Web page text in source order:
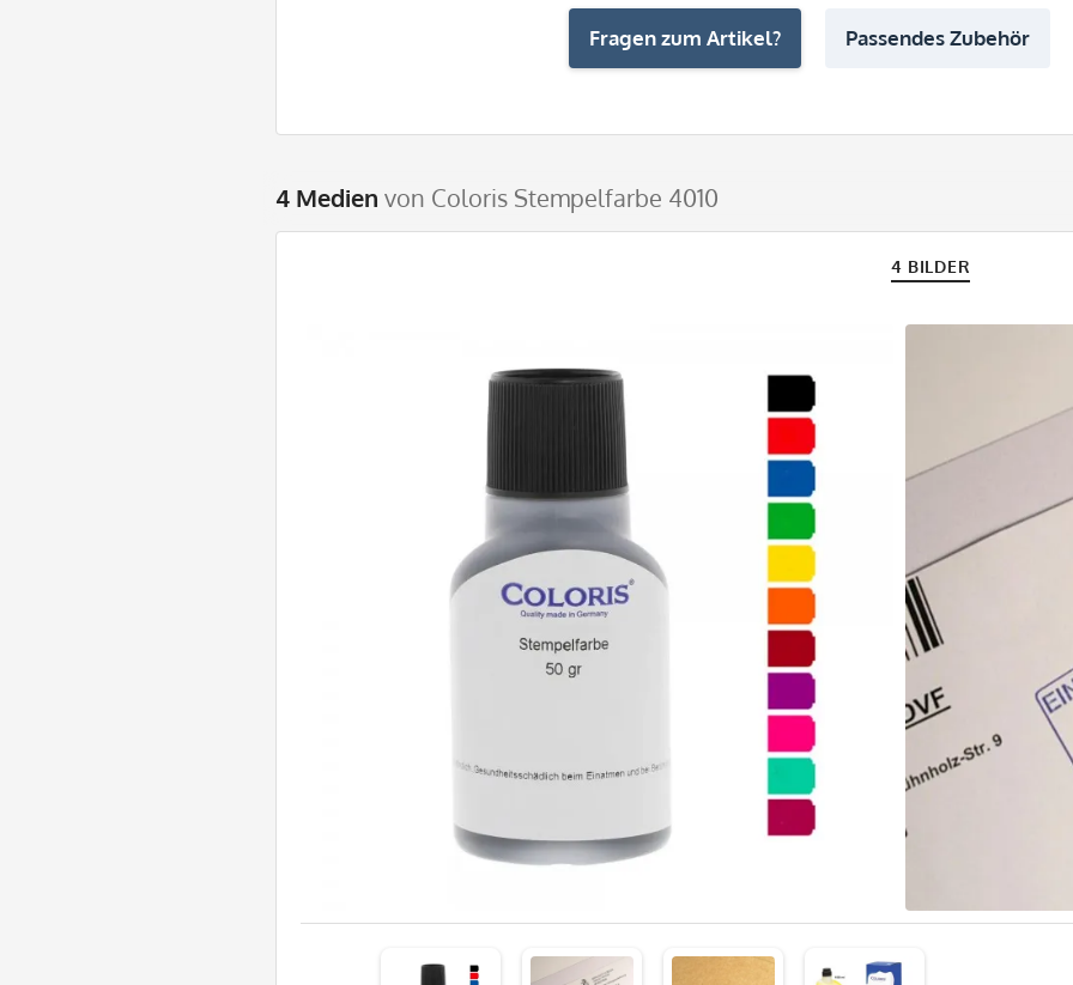
Fragen zum Artikel? Passendes Zubehör
4 Medien von Coloris Stempelfarbe 4010
4 BILDER